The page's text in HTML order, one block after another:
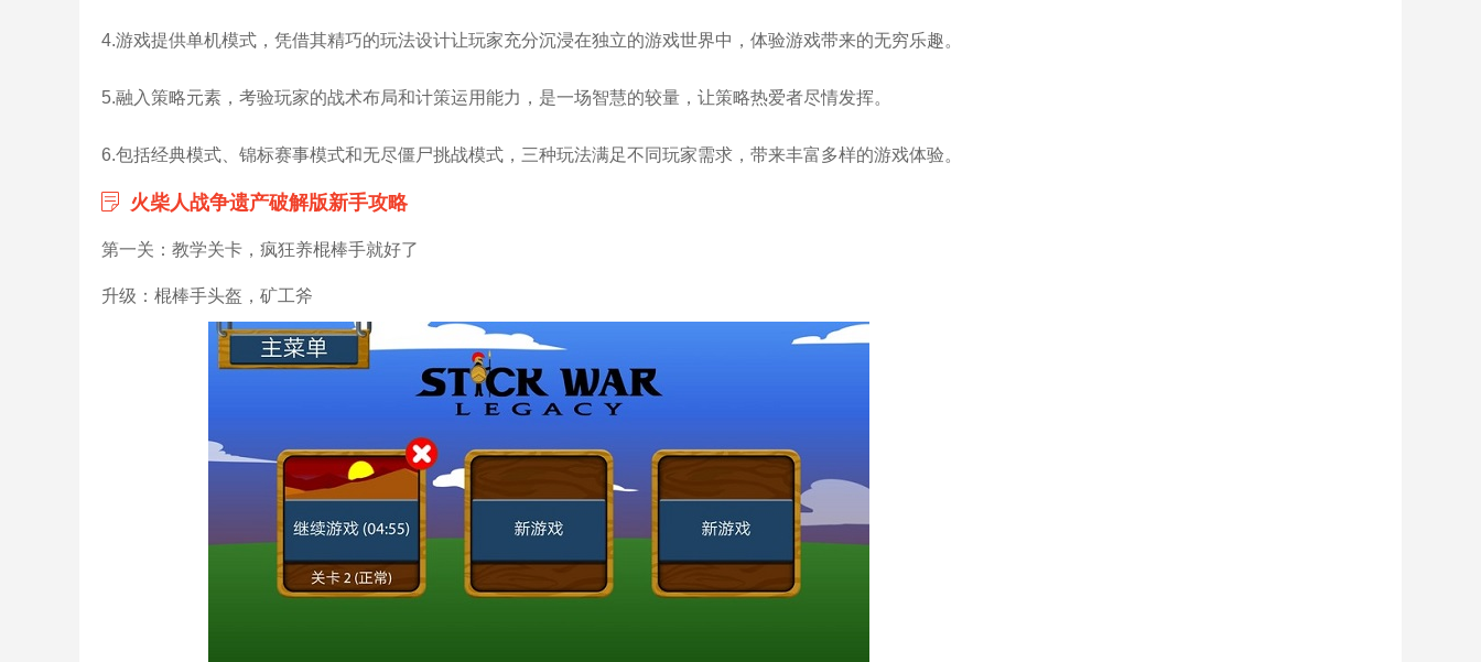
4.游戏提供单机模式，凭借其精巧的玩法设计让玩家充分沉浸在独立的游戏世界中，体验游戏带来的无穷乐趣。
5.融入策略元素，考验玩家的战术布局和计策运用能力，是一场智慧的较量，让策略热爱者尽情发挥。
6.包括经典模式、锦标赛事模式和无尽僵尸挑战模式，三种玩法满足不同玩家需求，带来丰富多样的游戏体验。
火柴人战争遗产破解版新手攻略
第一关：教学关卡，疯狂养棍棒手就好了
升级：棍棒手头盔，矿工斧